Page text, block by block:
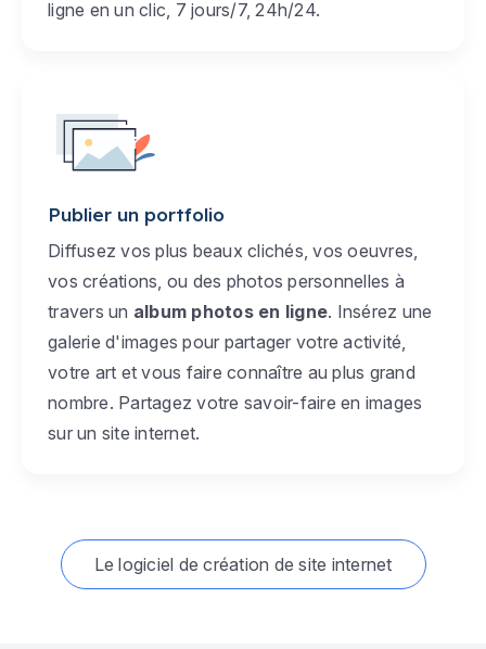
ligne en un clic, 7 jours/7, 24h/24.
Publier un portfolio
Diffusez vos plus beaux clichés, vos oeuvres,
vos créations, ou des photos personnelles à
travers un album photos en ligne. Insérez une
galerie d'images pour partager votre activité,
votre art et vous faire connaître au plus grand
nombre. Partagez votre savoir-faire en images
sur un site internet.
Le logiciel de création de site internet